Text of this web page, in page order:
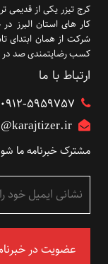
کرج تیزر یکی از
کار های استان
شرکت از همان ابتدای
کسب رضایتمندی صد در
ارتباط با ما
۰۹۱۲-5959757
مشترک خبرنامه ما